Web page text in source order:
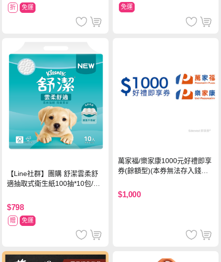
折 免運 免運
【Line社群】團購 舒潔雲柔舒
適抽取式衛生紙100抽*10包/6
$798
贈 免運
萬家福/樂家康1000元好禮即享
券(餘額型)(本券無法存入錢包
$1,000